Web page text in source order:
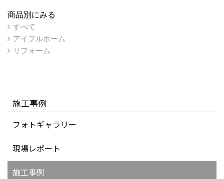
商品別にみる
すべて
アイフルホーム
リフォーム
施工事例
フォトギャラリー
現場レポート
施工事例